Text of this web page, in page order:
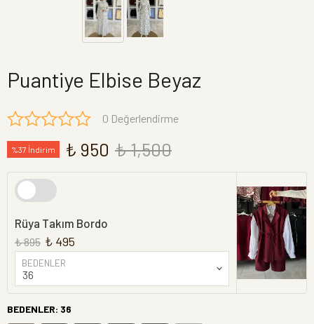
Puantiye Elbise Beyaz
0 Değerlendirme
%37 İndirim ₺ 950 ₺ 1,500
Rüya Takım Bordo
₺ 895 ₺ 495
BEDENLER
BEDENLER: 36